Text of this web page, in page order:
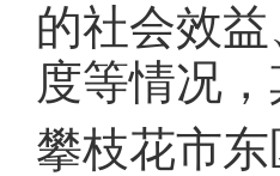
的社会效
度等情况
攀枝花市